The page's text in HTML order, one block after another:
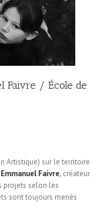
Faivre / École de
Artistique) sur le territoire
Emmanuel Faivre, créateur
projets selon les
sont toujours menés